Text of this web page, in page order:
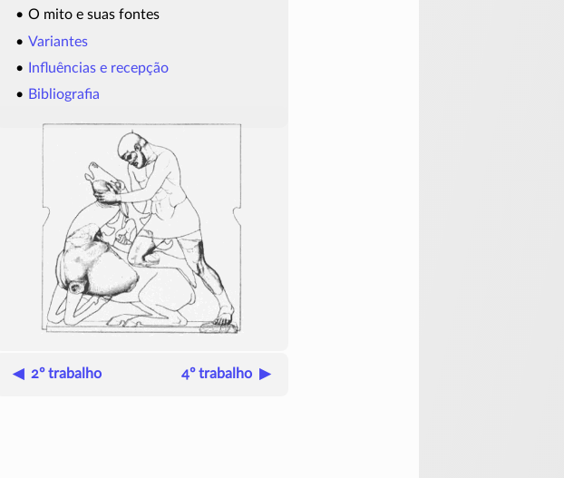
O mito e suas fontes
Variantes
Influências e recepção
Bibliografia
◀ 2º trabalho 4º trabalho ▶